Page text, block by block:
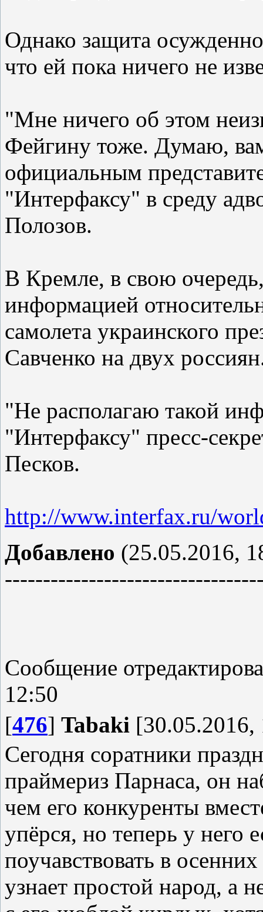
Однако защита
что ей пока ничего не
"Мне ничего об этом
Фейгину тоже. Думаю,
официальным
"Интерфаксу" в среду
Полозов.
В Кремле, в свою
информацией
самолета украинского
Савченко на двух
"Не располагаю такой
"Интерфаксу" пресс-
Песков.
http://www.interfax.ru/
Добавлено (25.05.2016,
Сообщение
12:50
[476] Tabaki [30.05.2016,
Сегодня соратники
праймериз Парнаса, он
чем его конкуренты
упёрся, но теперь у него
поучавствовать в
узнает простой народ, а